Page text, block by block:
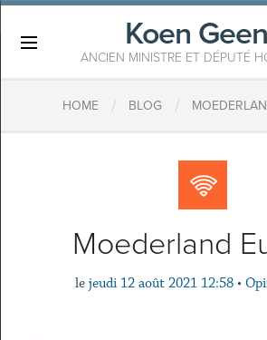
Koen
ANCIEN MINISTRE ET DÉPUTÉ
HOME / BLOG /
Moederland
le jeudi 12 août 2021 12:58 •